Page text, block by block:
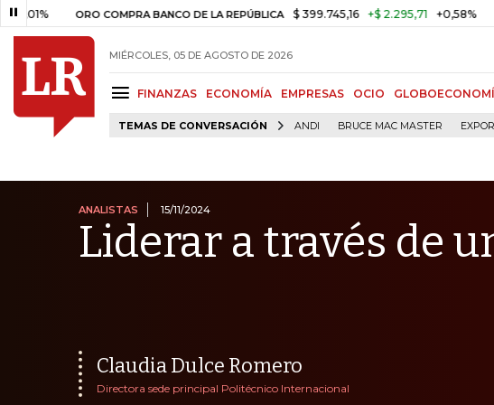
ORO COMPRA BANCO DE LA REPÚBLICA $ 399.745,16 +$ 2.295,71 +0,58% TASA
MIÉRCOLES, 05 DE AGOSTO DE 2026
FINANZAS ECONOMÍA EMPRESAS OCIO
TEMAS DE CONVERSACIÓN ANDI BRUCE MAC MASTER
ANALISTAS 15/11/2024
Liderar a través de
Claudia Dulce Romero
Directora sede principal Politécnico Internacional